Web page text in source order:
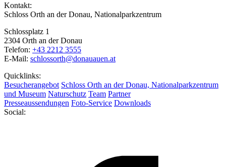
Kontakt:
Schloss Orth an der Donau, Nationalparkzentrum
Schlossplatz 1
2304 Orth an der Donau
Telefon: +43 2212 3555
E-Mail: schlossorth@donauauen.at
Quicklinks:
Besucherangebot Schloss Orth an der Donau, Nationalparkzentrum
und Museum Naturschutz Team Partner
Presseaussendungen Foto-Service Downloads
Social: